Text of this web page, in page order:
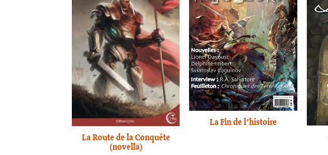
La Route de la Conquête
(novella)
La Fin de l’histoire